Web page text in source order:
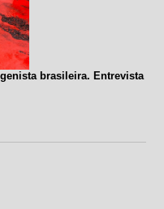
brasileira. Entrevista